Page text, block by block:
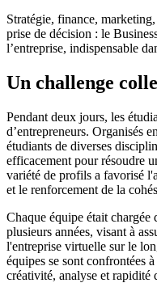
Stratégie, finance,
prise de décision : le
l’entreprise, indispensable
Un challenge
Pendant deux jours, les
d’entrepreneurs. Organisés
étudiants de diverses
efficacement pour résoudre
variété de profils a favorisé
et le renforcement de la
Chaque équipe était
plusieurs années, visant à
l'entreprise virtuelle sur le
équipes se sont confrontées
créativité, analyse et rapidité